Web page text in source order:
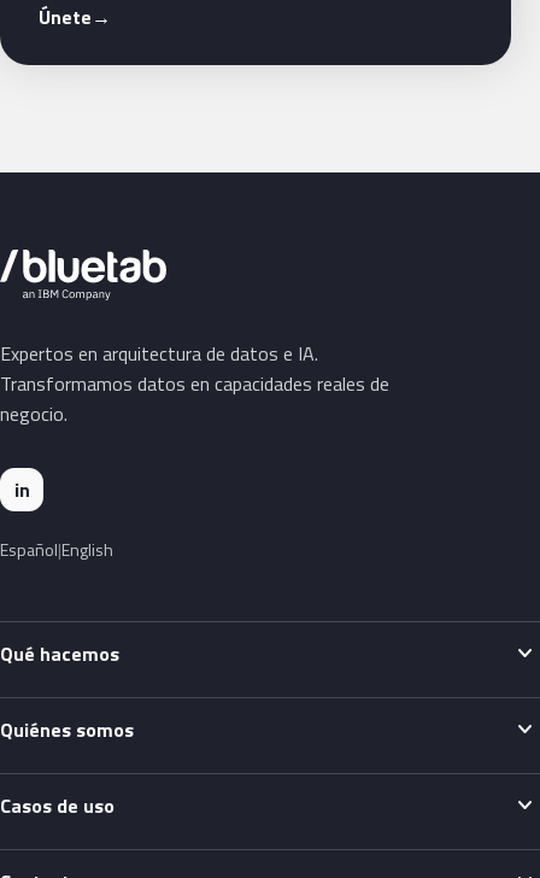
Únete→
Expertos en arquitectura de datos e IA.
Transformamos datos en capacidades reales de
negocio.
in
Español English
Qué hacemos expand_more
Quiénes somos expand_more
Casos de uso expand_more